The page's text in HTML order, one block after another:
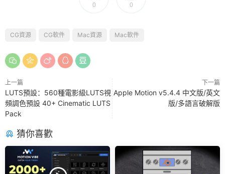
0 0
CG資源 CG軟件 Mac資源 Mac軟件
上一篇
LUTS預設：560種電影級LUTS視
頻調色預設 40+ Cinematic LUTS
Pack
下一篇
Apple Motion v5.4.4 中文版/英文
版/多語言破解版
猜你喜歡